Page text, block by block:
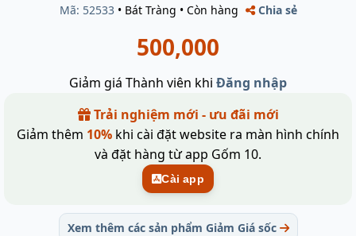
Mã: 52533 • Bát Tràng • Còn hàng Chia sẻ
500,000
Giảm giá Thành viên khi Đăng nhập
Trải nghiệm mới - ưu đãi mới
Giảm thêm 10% khi cài đặt website ra màn hình chính
và đặt hàng từ app Gốm 10.
Cài app
Xem thêm các sản phẩm Giảm Giá sốc